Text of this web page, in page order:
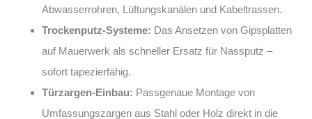
Abwasserrohren, Lüftungskanälen und Kabeltrassen.
Trockenputz-Systeme: Das Ansetzen von Gipsplatten
auf Mauerwerk als schneller Ersatz für Nassputz –
sofort tapezierfähig.
Türzargen-Einbau: Passgenaue Montage von
Umfassungszargen aus Stahl oder Holz direkt in die